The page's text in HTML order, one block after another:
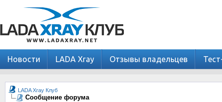
Новости LADA Xray Отзывы владельцев
LADA Xray Клуб
Сообщение форума